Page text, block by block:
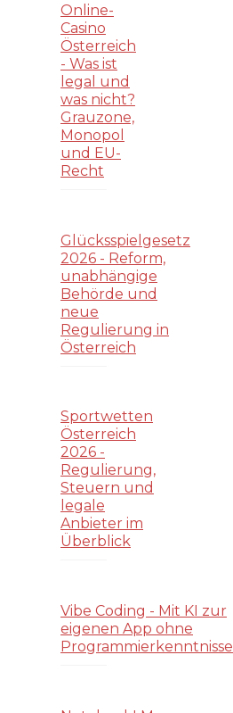
Online-
Casino
Österreich
- Was ist
legal und
was nicht?
Grauzone,
Monopol
und EU-
Recht
Glücksspielgesetz
2026 - Reform,
unabhängige
Behörde und
neue
Regulierung in
Österreich
Sportwetten
Österreich
2026 -
Regulierung,
Steuern und
legale
Anbieter im
Überblick
Vibe Coding - Mit KI zur
eigenen App ohne
Programmierkenntnisse